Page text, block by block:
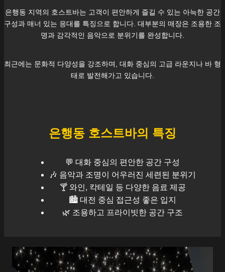
은행동 지역의 호스트바는 고객이 편안하게 즐길 수 있는 아늑한 공간
구성과 매너 있는 응대를 특징으로 합니다. 대부분의 매장은 조용한 조
명과 감각적인 음악으로 분위기를 완성합니다.
최근에는 문화적 다양성을 강조하며, 대화 중심의 고급 라운지나 바 형
태로 발전해가고 있습니다.
은행동 호스트바의 특징
💬 대화 중심의 편안한 공간 구성
🎶 음악과 조명이 어우러진 세련된 분위기
🍸 와인, 칵테일 등 다양한 음료 제공
🏙️ 대전 중심 접근성 좋은 입지
🌿 조용하고 프라이빗한 공간 구조